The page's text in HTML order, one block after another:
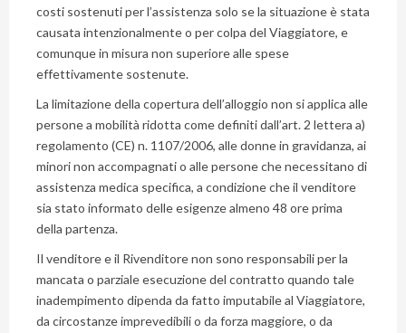
costi sostenuti per l’assistenza solo se la situazione è stata
causata intenzionalmente o per colpa del Viaggiatore, e
comunque in misura non superiore alle spese
effettivamente sostenute.
La limitazione della copertura dell’alloggio non si applica alle
persone a mobilità ridotta come definiti dall’art. 2 lettera a)
regolamento (CE) n. 1107/2006, alle donne in gravidanza, ai
minori non accompagnati o alle persone che necessitano di
assistenza medica specifica, a condizione che il venditore
sia stato informato delle esigenze almeno 48 ore prima
della partenza.
Il venditore e il Rivenditore non sono responsabili per la
mancata o parziale esecuzione del contratto quando tale
inadempimento dipenda da fatto imputabile al Viaggiatore,
da circostanze imprevedibili o da forza maggiore, o da